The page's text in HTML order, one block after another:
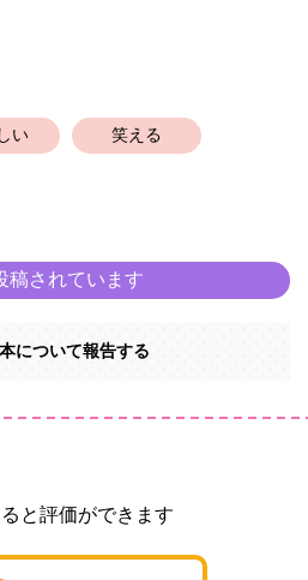
い 笑える
稿されています
について報告する
と評価ができます